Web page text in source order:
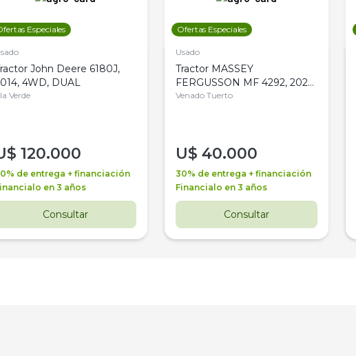
Especiales
John Deere 6180J,
4WD, DUAL
Verde
120.000
de entrega + financiación
en 3 años
Consultar
Ofertas Especiales
Usado
Tractor MASSEY
FERGUSSON MF 4292, 2020,
4WD, PATON
Venado Tuerto
U$ 40.000
30% de entrega + financiación
Financialo en 3 años
Consultar